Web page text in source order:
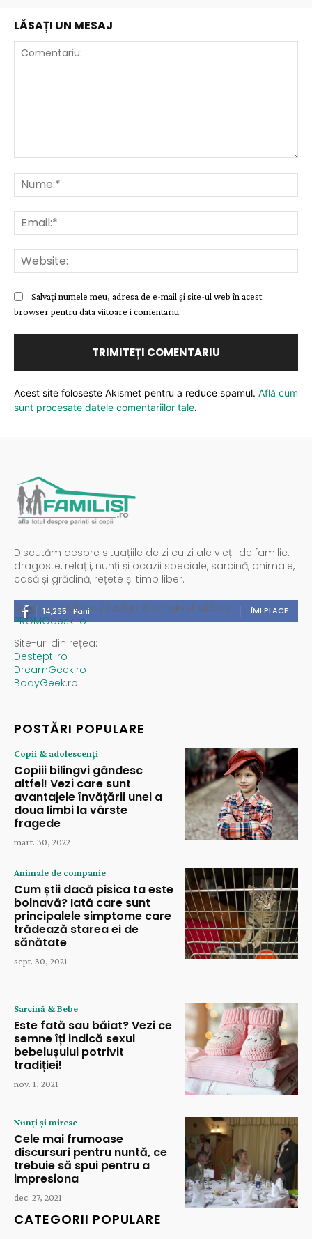
LĂSAȚI UN MESAJ
Salvați numele meu, adresa de e-mail și site-ul web în acest
browser pentru data viitoare i comentariu.
Acest site folosește Akismet pentru a reduce spamul. Află cum
sunt procesate datele comentariilor tale.
Discutăm despre situațiile de zi cu zi ale vieții de familie:
dragoste, relații, nunți și ocazii speciale, sarcină, animale,
casă și grădină, rețete și timp liber.
14,235 Fani ÎMI PLACE
Spații publicitare / reclamă administrată de
PROMOdesk.ro
Site-uri din rețea:
Destepti.ro
DreamGeek.ro
BodyGeek.ro
POSTĂRI POPULARE
Copii & adolescenți
Copiii bilingvi gândesc
altfel! Vezi care sunt
avantajele învățării unei a
doua limbi la vârste
fragede
mart. 30, 2022
Animale de companie
Cum știi dacă pisica ta este
bolnavă? Iată care sunt
principalele simptome care
trădează starea ei de
sănătate
sept. 30, 2021
Sarcină & Bebe
Este fată sau băiat? Vezi ce
semne îți indică sexul
bebelușului potrivit
tradiției!
nov. 1, 2021
Nunți și mirese
Cele mai frumoase
discursuri pentru nuntă, ce
trebuie să spui pentru a
impresiona
dec. 27, 2021
CATEGORII POPULARE